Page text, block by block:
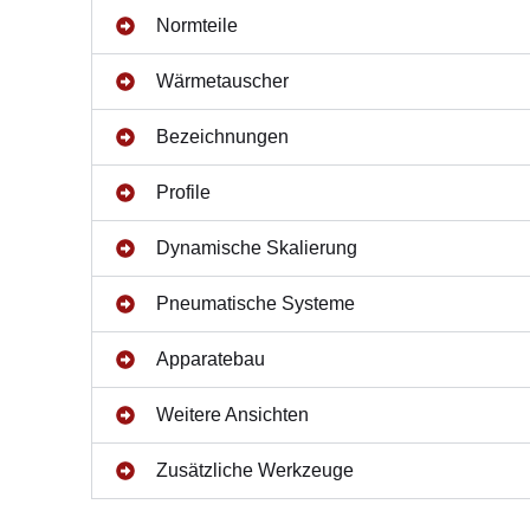
Normteile
Wärmetauscher
Bezeichnungen
Profile
Dynamische Skalierung
Pneumatische Systeme
Apparatebau
Weitere Ansichten
Zusätzliche Werkzeuge